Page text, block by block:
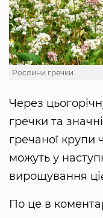
Рослини гречки
Через
гречки та
гречаної крупи
можуть у
вирощування
По це в